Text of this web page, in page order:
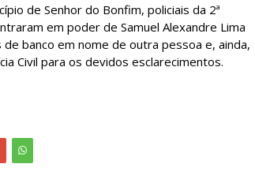
de Senhor do Bonfim, policiais da 2ª
em poder de Samuel Alexandre Lima
banco em nome de outra pessoa e, ainda,
Civil para os devidos esclarecimentos.